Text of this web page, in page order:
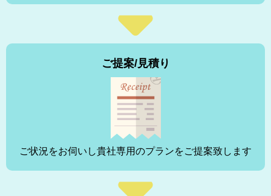
ご提案/見積り
ご状況をお伺いし貴社専用のプランをご提案致します